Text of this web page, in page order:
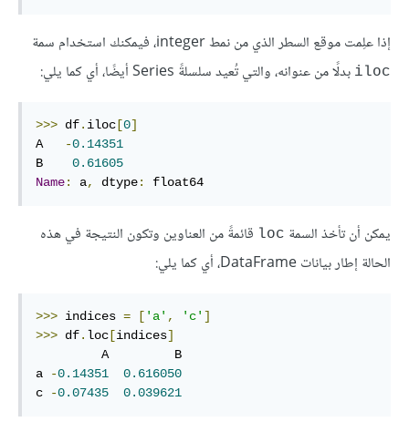
إذا علِمت موقع السطر الذي من نمط integer، فيمكنك استخدام سمة
iloc بدلًا من عنوانه، والتي تُعيد سلسلةً Series أيضًا، أي كما يلي:
>>> df. iloc [0]
A
-0.14351
B 0.61605
Name: a, dtype: float64
يمكن أن تأخذ السمة loc قائمةً من العناوين وتكون النتيجة في هذه
الحالة إطار بيانات DataFrame، أي كما يلي:
>>> indices = [ 'a' , 'c' ]
>>> df. loc [indices]
a
-0.14351
0.616050
c
-0.07435 0.039621